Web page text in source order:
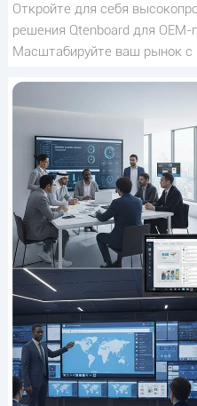
Откройте для себя
решения Qtenboard для
Масштабируйте ваш рынок с
синьяге & киосками.